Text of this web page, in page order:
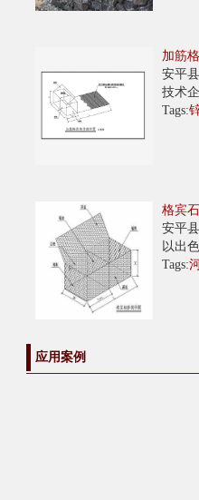
加筋
安平
技术
Tags:
格宾
安平
以出
Tags:
应用案例